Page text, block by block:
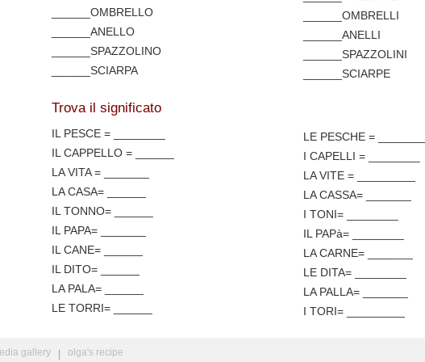
______OMBRELLO
______ANELLO
______SPAZZOLINO
______SCIARPA
______OMBRELLI
______ANELLI
______SPAZZOLINI
______SCIARPE
Trova il significato
IL PESCE = ________
IL CAPPELLO = ______
LA VITA = _______
LA CASA= ______
IL TONNO= ______
IL PAPA= _______
IL CANE= ______
IL DITO= ______
LA PALA= ______
LE TORRI= ______
LE PESCHE = ________
I CAPELLI = ________
LA VITE = _________
LA CASSA= _______
I TONI= ________
IL PAPà= ________
LA CARNE= _______
LE DITA= ________
LA PALLA= _______
I TORI= _________
gallery olga's recipe